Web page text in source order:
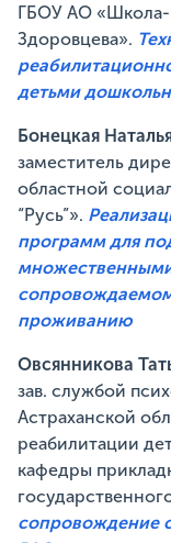
ГБОУ АО
Здоровцева».
детьми
Бонецкая
заместитель
областной
“Русь”».
программ для
проживанию
Овсянникова
зав. службой
Астраханской
реабилитации
кафедры
сопровождение